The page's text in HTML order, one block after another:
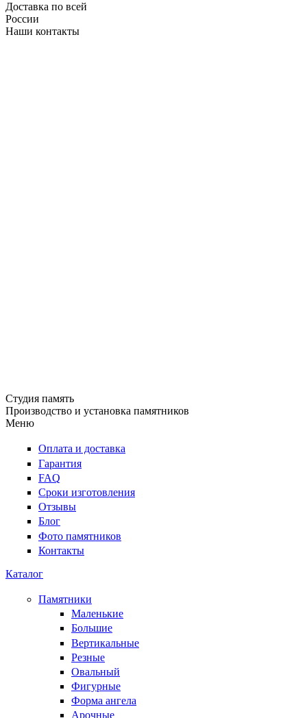
Доставка по всей
России
Наши контакты
Студия память
Производство и установка памятников
Меню
Оплата и доставка
Гарантия
FAQ
Сроки изготовления
Отзывы
Блог
Фото памятников
Контакты
Каталог
Памятники
Маленькие
Большие
Вертикальные
Резные
Овальный
Фигурные
Форма ангела
Арочные